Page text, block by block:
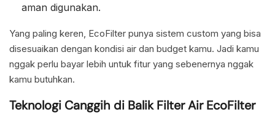
aman digunakan.
Yang paling keren, EcoFilter punya sistem custom yang bisa
disesuaikan dengan kondisi air dan budget kamu. Jadi kamu
nggak perlu bayar lebih untuk fitur yang sebenernya nggak
kamu butuhkan.
Teknologi Canggih di Balik Filter Air EcoFilter